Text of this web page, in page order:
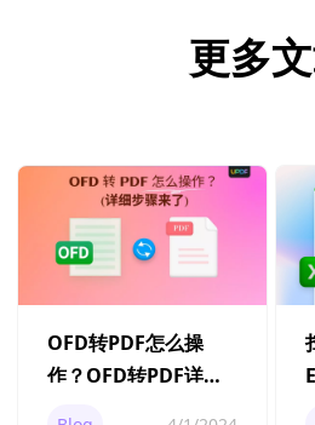
更多
OFD转PDF怎么操
作？OFD转PDF详细